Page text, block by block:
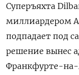
Суперъяхта
миллиардером
подпадает под
решение вынес
Франкфурте-